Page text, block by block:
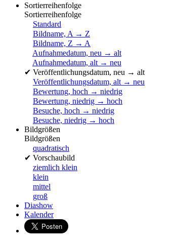
Sortierreihenfolge
Sortierreihenfolge
Standard
Bildname, A → Z
Bildname, Z → A
Aufnahmedatum, neu → alt
Aufnahmedatum, alt → neu
✔ Veröffentlichungsdatum, neu → alt
Veröffentlichungsdatum, alt → neu
Bewertung, hoch → niedrig
Bewertung, niedrig → hoch
Besuche, hoch → niedrig
Besuche, niedrig → hoch
Bildgrößen
Bildgrößen
quadratisch
✔ Vorschaubild
ziemlich klein
klein
mittel
groß
Diashow
Kalender